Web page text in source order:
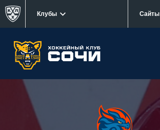
Клубы Сайты